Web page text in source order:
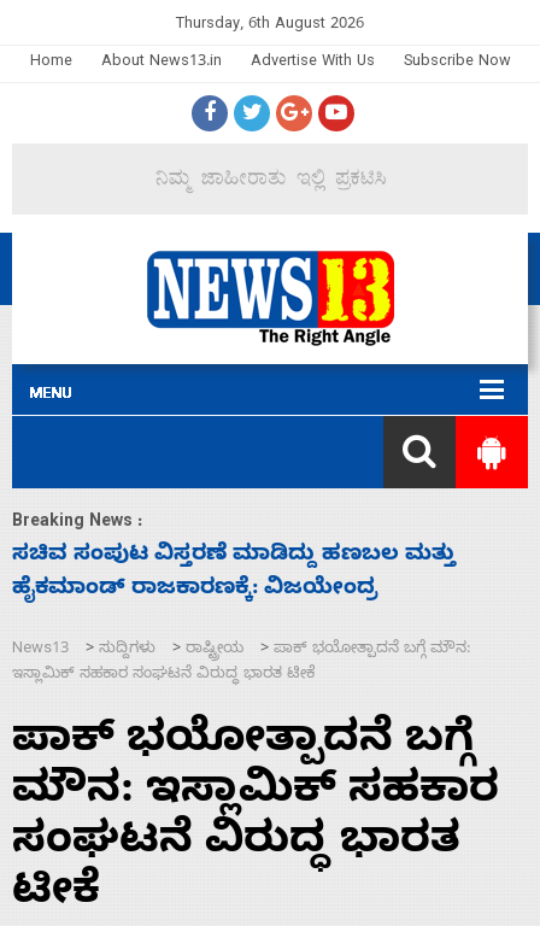
Thursday, 6th August 2026
Home
About News13.in Advertise With Us Subscribe Now
Breaking News :
‘ಕಳೆದ 3-4 ವರ್ಷಗಳಲ್ಲಿ 40 ಲಷ್ಕರ್ ಸದಸ್ಯರನ್ನು ಸದ್ದಿಲ್ಲದೆ
ಮುಗಿಸಿದೆ ಭಾರತ
News13 > ಸುದ್ದಿಗಳು > ರಾಷ್ಟ್ರೀಯ > ಪಾಕ್‌ ಭಯೋತ್ಪಾದನೆ ಬಗ್ಗೆ ಮೌನ:
ಇಸ್ಲಾಮಿಕ್ ಸಹಕಾರ ಸಂಘಟನೆ ವಿರುದ್ಧ ಭಾರತ ಟೀಕೆ
ಪಾಕ್‌ ಭಯೋತ್ಪಾದನೆ ಬಗ್ಗೆ
ಮೌನ: ಇಸ್ಲಾಮಿಕ್ ಸಹಕಾರ
ಸಂಘಟನೆ ವಿರುದ್ಧ ಭಾರತ
ಟೀಕೆ